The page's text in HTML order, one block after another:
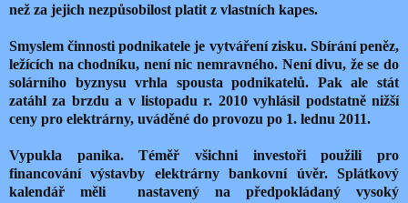
než za jejich nezpůsobilost platit z vlastních kapes.
Smyslem činnosti podnikatele je vytváření zisku. Sbírání peněz,
ležících na chodníku, není nic nemravného. Není divu, že se do
solárního byznysu vrhla spousta podnikatelů. Pak ale stát
zatáhl za brzdu a v listopadu r. 2010 vyhlásil podstatně nižší
ceny pro elektrárny, uváděné do provozu po 1. lednu 2011.
Vypukla panika. Téměř všichni investoři použili pro
financování výstavby elektrárny bankovní úvěr. Splátkový
kalendář měli nastavený na předpokládaný vysoký